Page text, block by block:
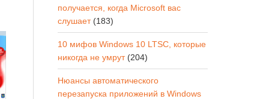
получается, когда Microsoft вас
слушает(183)
10 мифов Windows 10 LTSC, которые
никогда не умрут(204)
Нюансы автоматического
перезапуска приложений в Windows